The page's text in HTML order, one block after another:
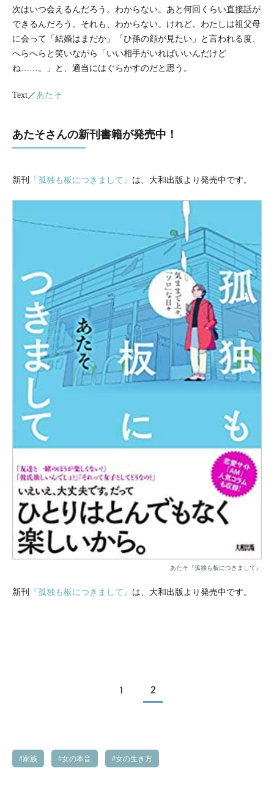
次はいつ会えるんだろう。わからない。あと何回くらい直接話が
できるんだろう。それも、わからない。けれど、わたしは祖父母
に会って「結婚はまだか」「ひ孫の顔が見たい」と言われる度、
へらへらと笑いながら「いい相手がいればいいんだけど
ね……。」と、適当にはぐらかすのだと思う。
Text／ あたそ
あたそさんの新刊書籍が発売中！
新刊 『孤独も板につきまして』 は、大和出版より発売中です。
あたそ『孤独も板につきまして』
新刊 『孤独も板につきまして』 は、大和出版より発売中です。
1 2
家族 女の本音 女の生き方